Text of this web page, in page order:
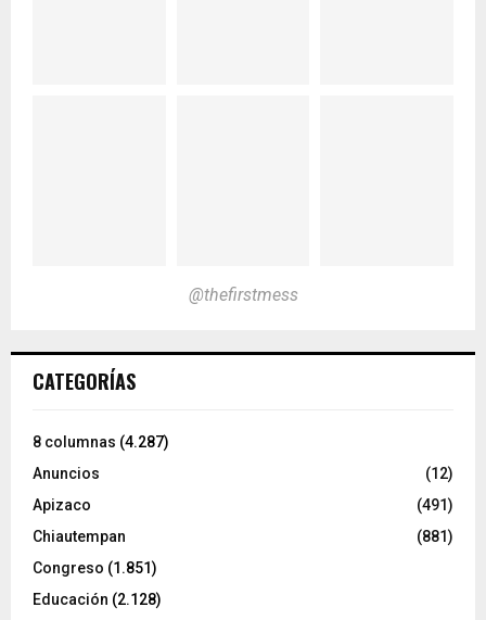
@thefirstmess
CATEGORÍAS
8 columnas (4.287)
Anuncios
(12)
Apizaco
(491)
Chiautempan
(881)
Congreso (1.851)
Educación (2.128)